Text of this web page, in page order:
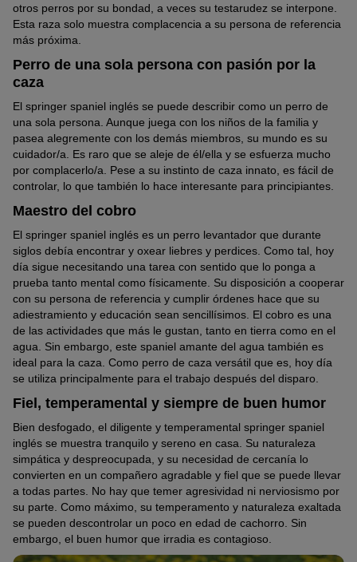
otros perros por su bondad, a veces su testarudez se interpone.
Esta raza solo muestra complacencia a su persona de referencia
más próxima.
Perro de una sola persona con pasión por la
caza
El springer spaniel inglés se puede describir como un perro de
una sola persona. Aunque juega con los niños de la familia y
pasea alegremente con los demás miembros, su mundo es su
cuidador/a. Es raro que se aleje de él/ella y se esfuerza mucho
por complacerlo/a. Pese a su instinto de caza innato, es fácil de
controlar, lo que también lo hace interesante para principiantes.
Maestro del cobro
El springer spaniel inglés es un perro levantador que durante
siglos debía encontrar y oxear liebres y perdices. Como tal, hoy
día sigue necesitando una tarea con sentido que lo ponga a
prueba tanto mental como físicamente. Su disposición a cooperar
con su persona de referencia y cumplir órdenes hace que su
adiestramiento y educación sean sencillísimos. El cobro es una
de las actividades que más le gustan, tanto en tierra como en el
agua. Sin embargo, este spaniel amante del agua también es
ideal para la caza. Como perro de caza versátil que es, hoy día
se utiliza principalmente para el trabajo después del disparo.
Fiel, temperamental y siempre de buen humor
Bien desfogado, el diligente y temperamental springer spaniel
inglés se muestra tranquilo y sereno en casa. Su naturaleza
simpática y despreocupada, y su necesidad de cercanía lo
convierten en un compañero agradable y fiel que se puede llevar
a todas partes. No hay que temer agresividad ni nerviosismo por
su parte. Como máximo, su temperamento y naturaleza exaltada
se pueden descontrolar un poco en edad de cachorro. Sin
embargo, el buen humor que irradia es contagioso.